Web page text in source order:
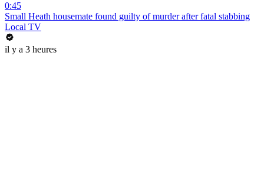
0:45
Small Heath housemate found guilty of murder after fatal stabbing
Local TV
il y a 3 heures